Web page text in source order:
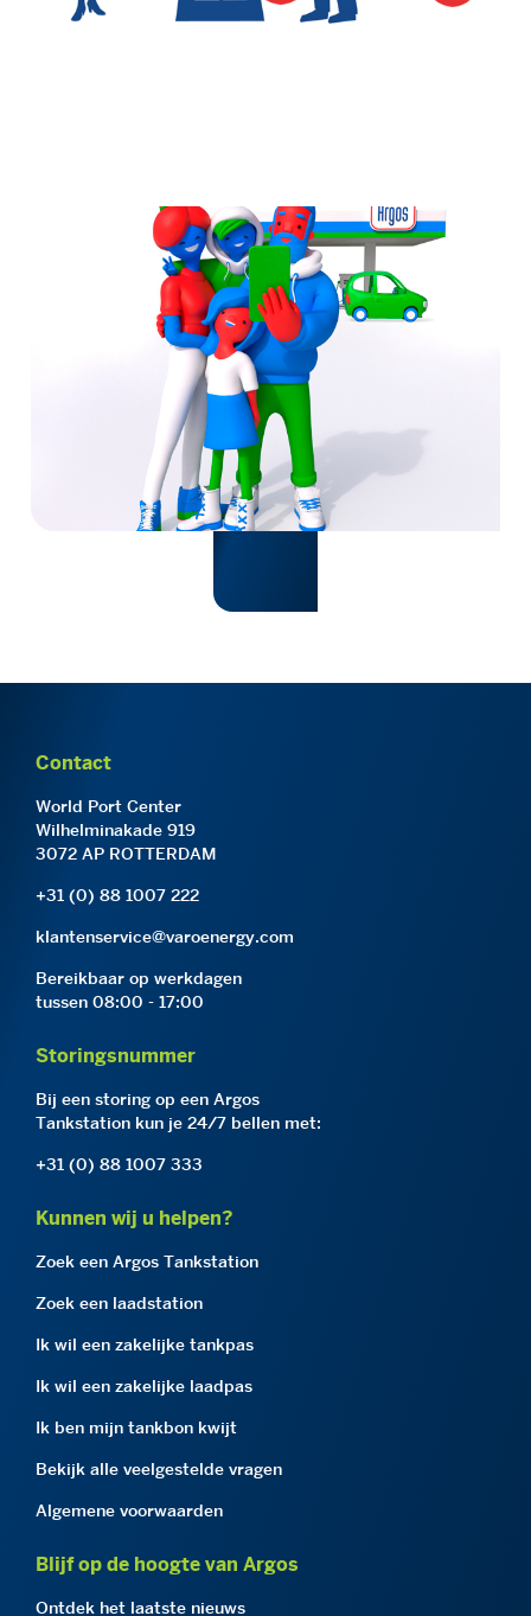
Contact
World Port Center
Wilhelminakade 919
3072 AP ROTTERDAM
+31 (0) 88 1007 222
klantenservice@varoenergy.com
Bereikbaar op werkdagen
tussen 08:00 - 17:00
Storingsnummer
Bij een storing op een Argos
Tankstation kun je 24/7 bellen met:
+31 (0) 88 1007 333
Kunnen wij u helpen?
Zoek een Argos Tankstation
Zoek een laadstation
Ik wil een zakelijke tankpas
Ik wil een zakelijke laadpas
Ik ben mijn tankbon kwijt
Bekijk alle veelgestelde vragen
Algemene voorwaarden
Blijf op de hoogte van Argos
Ontdek het laatste nieuws